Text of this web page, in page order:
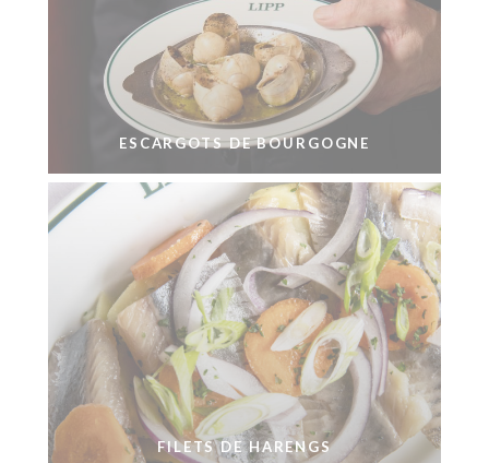
ESCARGOTS DE BOURGOGNE
FILETS DE HARENGS